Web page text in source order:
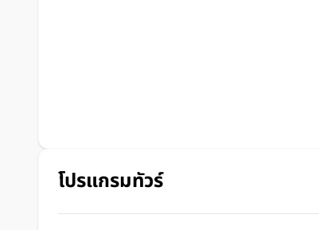
โปรแกรมทัวร์